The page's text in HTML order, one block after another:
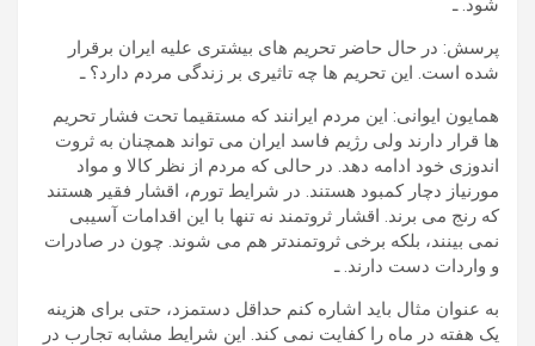
شود. ـ
پرسش: در حال حاضر تحریم های بیشتری علیه ایران برقرار
شده است. این تحریم ها چه تاثیری بر زندگی مردم دارد؟ ـ
همایون ایوانی: این مردم ایرانند که مستقیما تحت فشار تحریم
ها قرار دارند ولی رژیم فاسد ایران می تواند همچنان به ثروت
اندوزی خود ادامه دهد. در حالی که مردم از نظر کالا و مواد
مورنیاز دچار کمبود هستند. در شرایط تورم، اقشار فقیر هستند
که رنج می برند. اقشار ثروتمند نه تنها با این اقدامات آسیبی
نمی بینند، بلکه برخی ثروتمندتر هم می شوند. چون در صادرات
و واردات دست دارند. ـ
به عنوان مثال باید اشاره کنم حداقل دستمزد، حتی برای هزینه
یک هفته در ماه را کفایت نمی کند. این شرایط مشابه تجارب در